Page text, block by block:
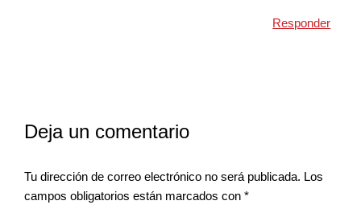
Responder
Deja un comentario
Tu dirección de correo electrónico no será publicada. Los
campos obligatorios están marcados con*